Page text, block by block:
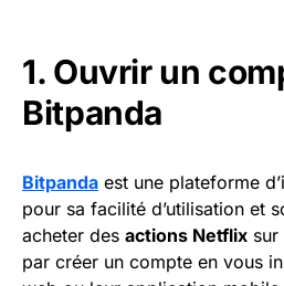
1. Ouvrir un
Bitpanda
Bitpanda est une plateforme
pour sa facilité d’utilisation et
acheter des actions Netflix sur
par créer un compte en vous